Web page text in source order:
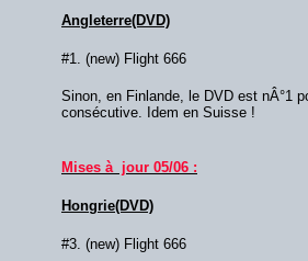
Angleterre(DVD)
#1. (new) Flight 666
Sinon, en Finlande, le DVD est nÂ°1
consécutive. Idem en Suisse !
Mises à jour 05/06 :
Hongrie(DVD)
#3. (new) Flight 666